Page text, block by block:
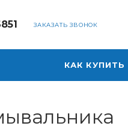
ЗАКАЗАТЬ ЗВОНОК
КАК КУПИТЬ